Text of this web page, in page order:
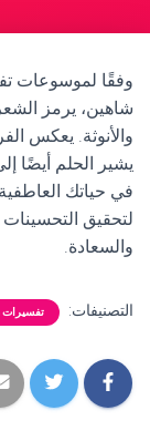
وفقًا لموسوعات
شاهين، يرمز
والأنوثة. يعكس
يشير الحلم أيضًا
في حياتك
لتحقيق
والسعادة.
التصنيفات: تفسيرات